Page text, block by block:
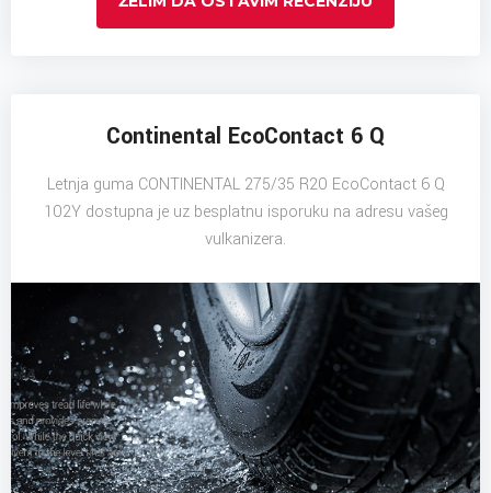
Continental EcoContact 6 Q
Letnja guma CONTINENTAL 275/35 R20 EcoContact 6 Q
102Y dostupna je uz besplatnu isporuku na adresu vašeg
vulkanizera.